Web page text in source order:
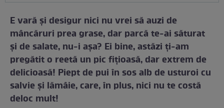
E vară şi desigur nici nu vrei să auzi de
mâncăruri prea grase, dar parcă te-ai săturat
şi de salate, nu-i aşa? Ei bine, astăzi ţi-am
pregătit o reetă un pic fiţioasă, dar extrem de
delicioasă! Piept de pui în sos alb de usturoi cu
salvie și lămâie, care, în plus, nici nu te costă
deloc mult!